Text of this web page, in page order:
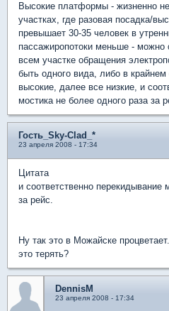
Высокие платформы - жизненно
участках, где разовая посадка/
превышает 30-35 человек в
пассажиропотоки меньше - можно
всем участке обращения
быть одного вида, либо в крайнем
высокие, далее все низкие, и
мостика не более одного раза за
Гость_Sky-Clad_*
23 апреля 2008 - 17:34
Цитата
и соответственно перекидывание
за рейс.
Ну так это в Можайске
это терять?
DennisM
23 апреля 2008 - 17:34